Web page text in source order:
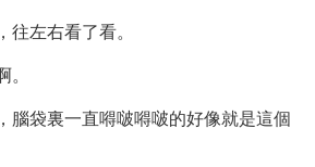
往左右看了看。
。
腦袋裏一直嘚啵嘚啵的好像就是這個